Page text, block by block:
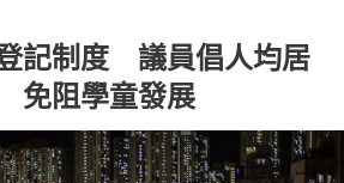
記制度 議員倡人均居
免阻學童發展